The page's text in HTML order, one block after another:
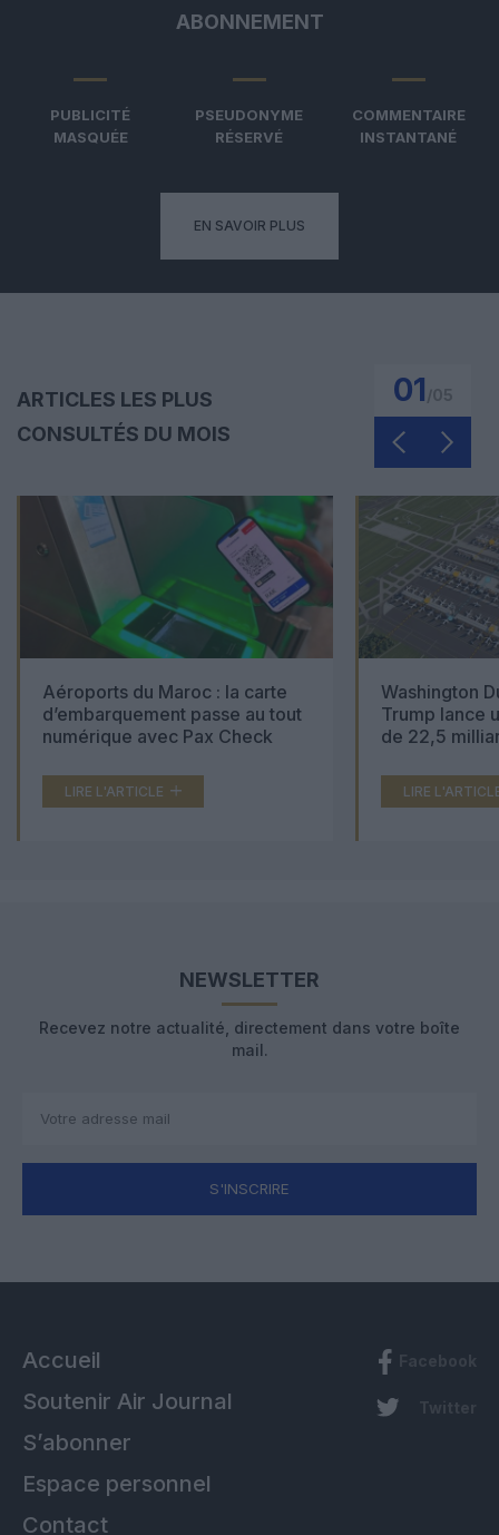
ABONNEMENT
PUBLICITÉ
MASQUÉE
PSEUDONYME
RÉSERVÉ
COMMENTAIRE
INSTANTANÉ
EN SAVOIR PLUS
ARTICLES LES PLUS
CONSULTÉS DU MOIS
01
Aéroports du Maroc : la carte
d’embarquement passe au tout
numérique avec Pax Check
LIRE L'ARTICLE
Washington
Trump lance
de 22,5
LIRE
NEWSLETTER
Recevez notre actualité, directement dans votre boîte
mail.
S'INSCRIRE
Accueil
Soutenir Air Journal
S’abonner
Espace personnel
Contact